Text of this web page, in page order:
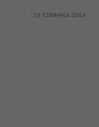
reaktywny”
odc. 7]
25 CZERWCA 2016